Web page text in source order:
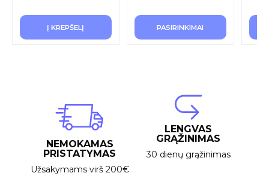
Į KREPŠELĮ PASIRINKIMAI
NEMOKAMAS
PRISTATYMAS
Užsakymams virš 200€
LENGVAS
GRĄŽINIMAS
30 dienų grąžinimas